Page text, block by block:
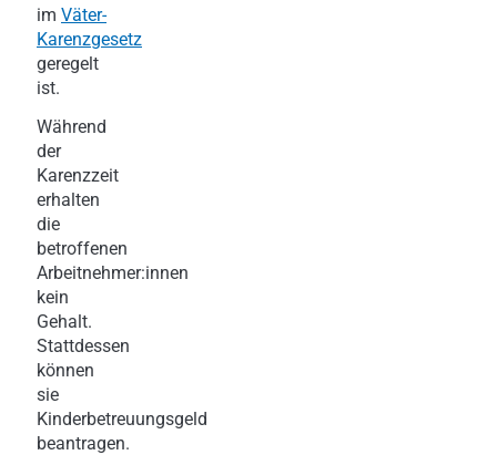
im Väter-
Karenzgesetz
geregelt
ist.
Während
der
Karenzzeit
erhalten
die
betroffenen
Arbeitnehmer:innen
kein
Gehalt.
Stattdessen
können
sie
Kinderbetreuungsgeld
beantragen.